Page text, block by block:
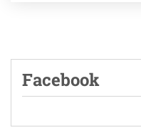
Facebook